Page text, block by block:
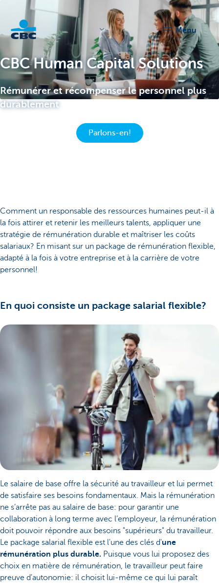
menu
CBC Human Capital Solutions
Rémunérer et récompenser le personnel plus
durablement
Parlons-en!
Comment un responsable des ressources humaines peut-il à
la fois attirer et retenir les meilleurs talents, appliquer une
stratégie de rémunération durable et maîtriser les coûts
salariaux? En misant sur un package de rémunération flexible,
adapté à la fois à votre entreprise et à la carrière de votre
personnel!
En quoi consiste un package salarial flexible?
Le salaire de base offre la sécurité au travailleur et lui permet
de satisfaire ses besoins fondamentaux. Mais la rémunération
ne s’arrête pas au salaire de base: pour garantir une
collaboration à long terme avec l’employeur, la rémunération
doit pouvoir répondre aux besoins "supérieurs" du travailleur.
Le package salarial flexible est l'une des clés d'une
rémunération plus durable. Puisque vous lui proposez des
choix en matière de rémunération, le travailleur peut faire
preuve d'autonomie: il choisit lui-même ce qui lui paraît